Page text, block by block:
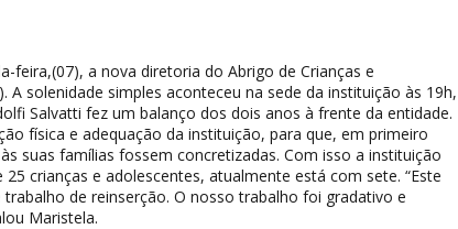
feira,(07), a nova diretoria do Abrigo de Crianças e
A solenidade simples aconteceu na sede da instituição às 19h,
Salvatti fez um balanço dos dois anos à frente da entidade.
física e adequação da instituição, para que, em primeiro
suas famílias fossem concretizadas. Com isso a instituição
crianças e adolescentes, atualmente está com sete. “Este
de reinserção. O nosso trabalho foi gradativo e
Maristela.